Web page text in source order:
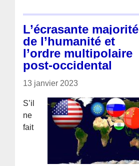
L’écrasante majorité
de l’humanité et
l’ordre multipolaire
post-occidental
13 janvier 2023
S’il
ne
fait